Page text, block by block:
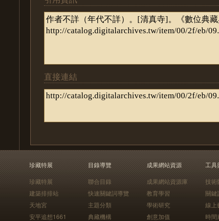
直接連結
珍藏特展
珍藏特展
建築排排站
天地宮
安平追想1661
目錄導覽
聯合目錄
快速關鍵詞導覽
主題分類
典藏機構
成果網站資源
成果網站資源庫
教育學習
學術研究
創意加值
工具
技術
關鍵
線上
時間